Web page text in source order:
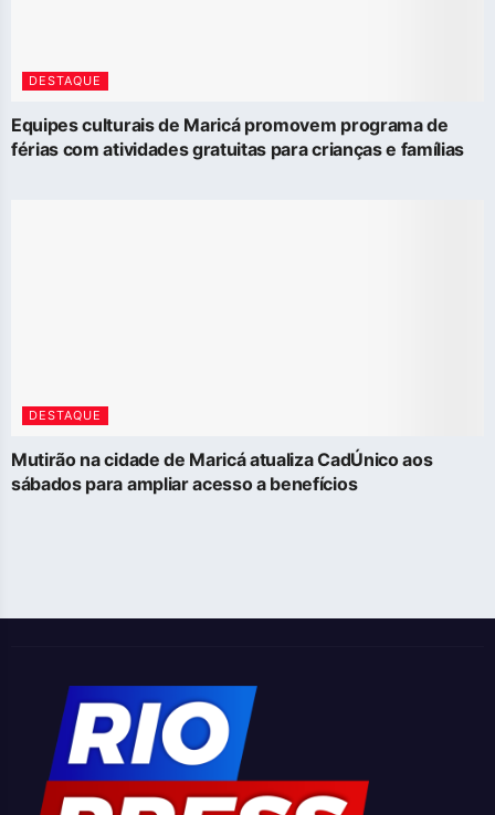
DESTAQUE
Equipes culturais de Maricá promovem programa de
férias com atividades gratuitas para crianças e famílias
DESTAQUE
Mutirão na cidade de Maricá atualiza CadÚnico aos
sábados para ampliar acesso a benefícios